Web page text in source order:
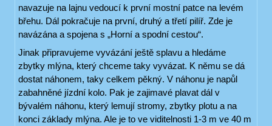
navazuje na lajnu vedoucí k první mostní patce na levém
břehu. Dál pokračuje na první, druhý a třetí pilíř. Zde je
navázána a spojena s „Horní a spodní cestou“.
Jinak připravujeme vyvázání ještě splavu a hledáme
zbytky mlýna, který chceme taky vyvázat. K němu se dá
dostat náhonem, taky celkem pěkný. V náhonu je napůl
zabahněné jízdní kolo. Pak je zajimavé plavat dál v
bývalém náhonu, který lemují stromy, zbytky plotu a na
konci základy mlýna. Ale je to ve viditelnosti 1-3 m ve 40 m